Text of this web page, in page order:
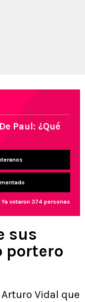
Paul: ¿Qué
Ya votaron 374 personas
sus
portero
Vidal que